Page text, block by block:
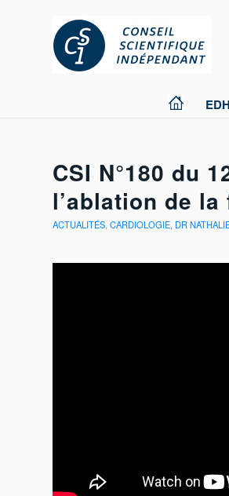
EDH
CSI N°180 du
l’ablation de
ACTUALITÉS CARDIOLOGIE DR